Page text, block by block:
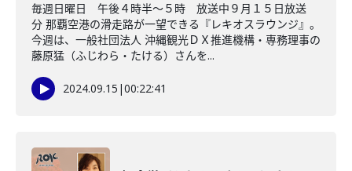
毎週日曜日 午後４時半～５時 放送中９月１５日放送
分 那覇空港の滑走路が一望できる『レキオスラウンジ』。
今週は、一般社団法人 沖縄観光ＤＸ推進機構・専務理事の
藤原猛（ふじわら・たける）さんを...
2024.09.15 |00:22:41